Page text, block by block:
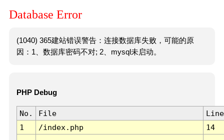
Database Error
(1040) 365建站错误警告：连接数据库失败，可能的原
因：1、数据库密码不对; 2、mysql未启动。
PHP Debug
No. File
Line
1
/index.php 14